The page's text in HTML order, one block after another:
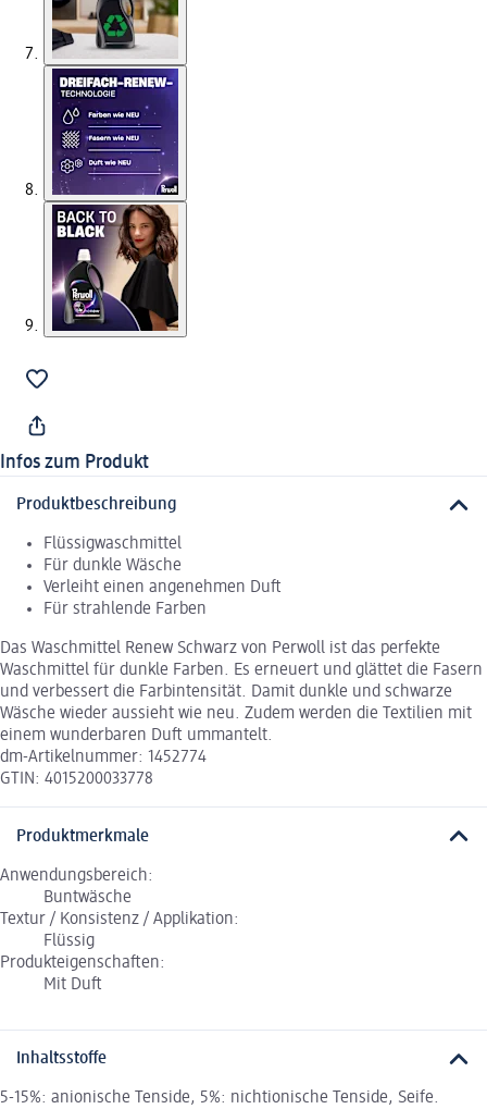
Infos zum Produkt
Produktbeschreibung
Flüssigwaschmittel
Für dunkle Wäsche
Verleiht einen angenehmen Duft
Für strahlende Farben
Das Waschmittel Renew Schwarz von Perwoll ist das perfekte
Waschmittel für dunkle Farben. Es erneuert und glättet die Fasern
und verbessert die Farbintensität. Damit dunkle und schwarze
Wäsche wieder aussieht wie neu. Zudem werden die Textilien mit
einem wunderbaren Duft ummantelt.
dm-Artikelnummer: 1452774
GTIN: 4015200033778
Produktmerkmale
Anwendungsbereich:
Buntwäsche
Textur / Konsistenz / Applikation:
Flüssig
Produkteigenschaften:
Mit Duft
Inhaltsstoffe
5-15%: anionische Tenside, 5%: nichtionische Tenside, Seife.